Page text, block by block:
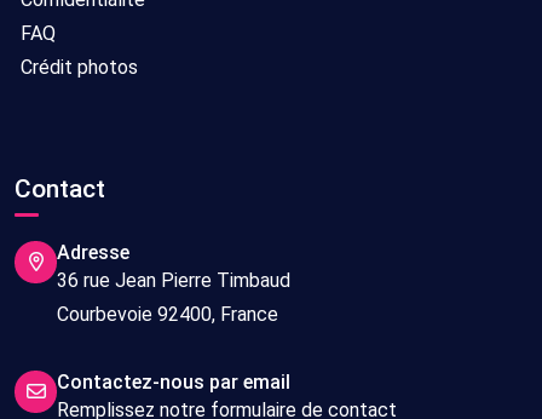
FAQ
Crédit photos
Contact
Adresse
36 rue Jean Pierre Timbaud
Courbevoie 92400, France
Contactez-nous par email
Remplissez notre formulaire de contact